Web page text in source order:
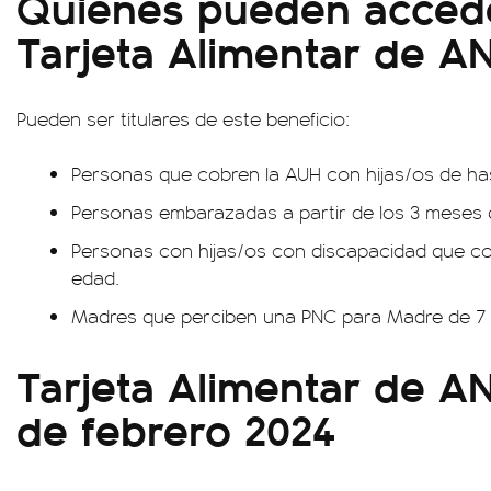
Tarjeta Alimentar de
Pueden ser titulares de este beneficio:
Personas que cobren la AUH con hijas/os de
Personas embarazadas a partir de los 3 meses
Personas con hijas/os con discapacidad que
edad.
Madres que perciben una PNC para Madre de 7
Tarjeta Alimentar de
de febrero 2024